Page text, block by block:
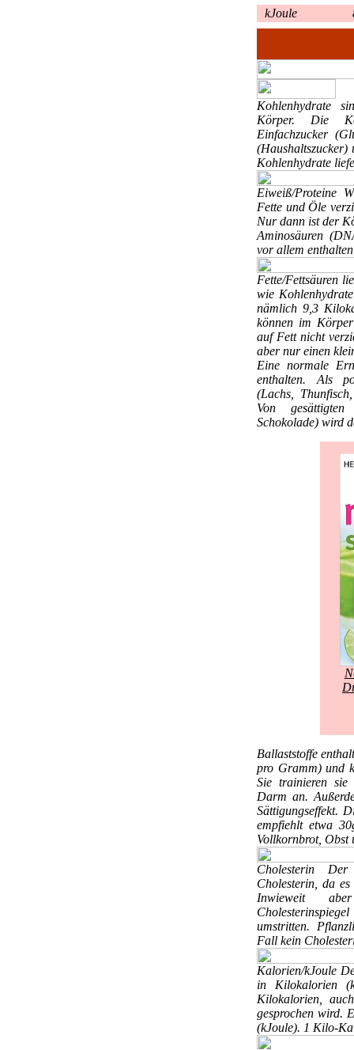
kJoule
Kohlenhydrate
Körper. Die
Einfachzucker
(Haushaltszucker)
Kohlenhydrate
Eiweiß/Proteine
Fette und Öle
Nur dann ist der
Aminosäuren
vor allem
Fette/Fettsäuren
wie
nämlich 9,3
können im
auf Fett nicht
aber nur einen
Eine normale
enthalten. Als
(Lachs,
Von gesättigten
Schokolade) wird
Ballaststoffe
pro Gramm) und
Sie trainieren sie
Darm an.
Sättigungseffekt.
empfiehlt etwa
Vollkornbrot, Obst
Cholesterin Der
Cholesterin, da
Inwieweit
umstritten.
Fall kein
Kalorien/kJoule
in Kilokalorien
Kilokalorien,
gesprochen wird.
(kJoule). 1 Kilo-